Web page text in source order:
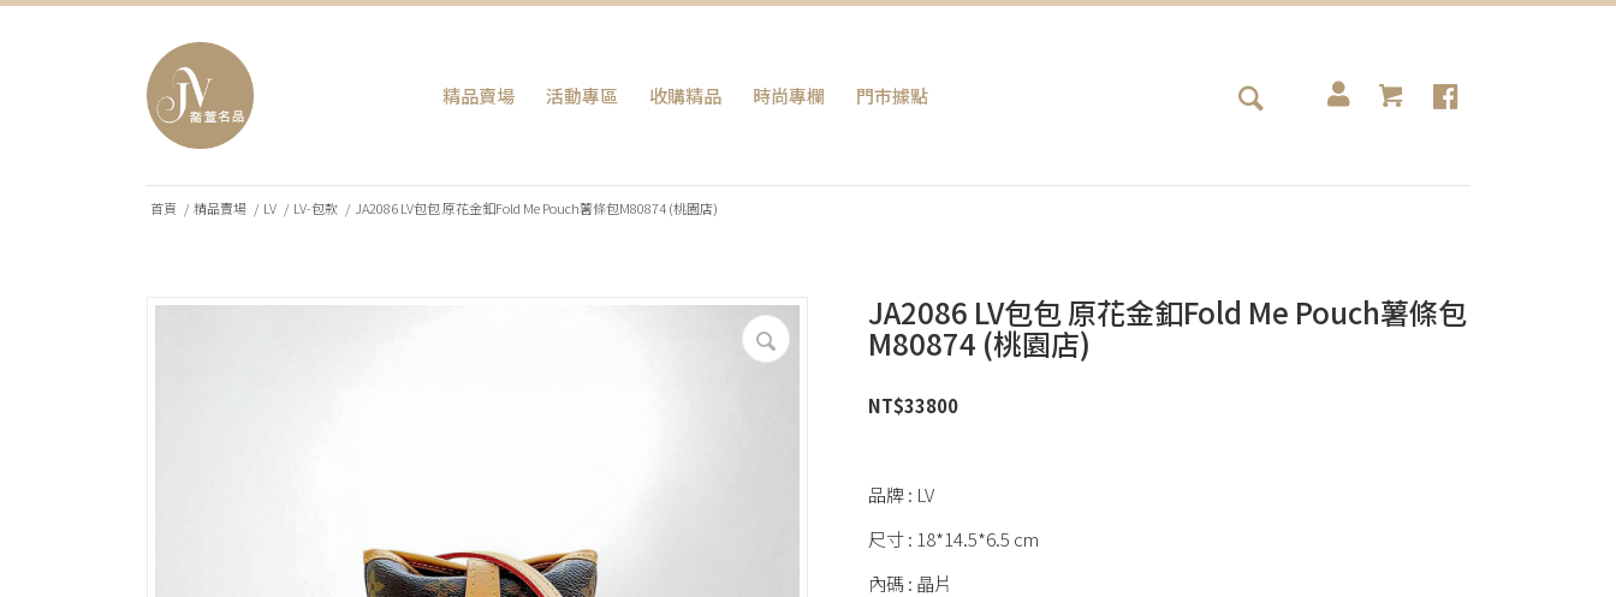
精品賣場 活動專區 收購精品 時尚專欄 門巿據點
首頁 / 精品賣場 / LV / LV-包款 / JA2086 LV包包 原花金釦Fold Me Pouch薯條包M80874 (桃園店)
JA2086 LV包包 原花金釦Fold Me Pouch薯條包
M80874 (桃園店)
NT$33800
品牌 : LV
尺寸 : 18*14.5*6.5 cm
內碼 : 晶片